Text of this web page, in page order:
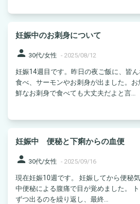
妊娠中のお刺身について
person 30代/女性 - 2025/08/12
妊娠14週目です。昨日の夜ご飯に、皆
食べ、サーモンやお刺身が出ました。
鮮なお刺身で食べても大丈夫だよと言...
妊娠中 便秘と下痢からの血便
person 30代/女性 - 2025/09/16
現在妊娠10週です。 妊娠してから便秘
中便秘による腹痛で目が覚めました。
ずつ出るのを繰り返し、最終...